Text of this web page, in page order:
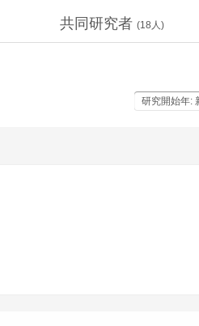
共同研究者 (18 人)